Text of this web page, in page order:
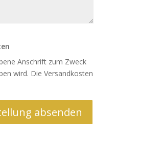
Anschrift zum Zweck
wird. Die Versandkosten
absenden